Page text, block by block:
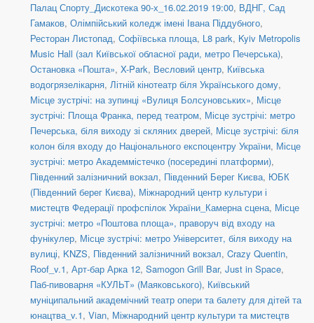
Палац Спорту_Дискотека 90-х_16.02.2019 19:00, ВДНГ, Сад
Гамаков, Олімпійський коледж імені Івана Піддубного,
Ресторан Листопад, Софіївська площа, L8 park, Kyiv Metropolis
Music Hall (зал Київської обласної ради, метро Печерська),
Остановка «Пошта», X-Park, Весловий центр, Київська
водогрязелікарня, Літній кінотеатр біля Українського дому,
Місце зустрічі: на зупинці «Вулиця Болсуновських», Місце
зустрічі: Площа Франка, перед театром, Місце зустрічі: метро
Печерська, біля виходу зі скляних дверей, Місце зустрічі: біля
колон біля входу до Національного експоцентру України, Місце
зустрічі: метро Академмістечко (посередині платформи),
Південний залізничний вокзал, Південний Берег Києва, ЮБК
(Південний берег Києва), Міжнародний центр культури і
мистецтв Федерації профспілок України_Камерна сцена, Місце
зустрічі: метро «Поштова площа», праворуч від входу на
фунікулер, Місце зустрічі: метро Університет, біля виходу на
вулиці, KNZS, Південний залізничний вокзал, Crazy Quentin,
Roof_v.1, Арт-бар Арка 12, Samogon Grill Bar, Just in Space,
Паб-пивоварня «КУЛЬТ» (Маяковського), Київський
муніципальний академічний театр опери та балету для дітей та
юнацтва_v.1, Vian, Міжнародний центр культури та мистецтв